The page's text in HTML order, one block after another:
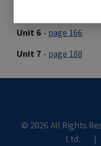
Unit 6 - page 166
Unit 7 - page 188
© 2026 All Rights
Ltd.